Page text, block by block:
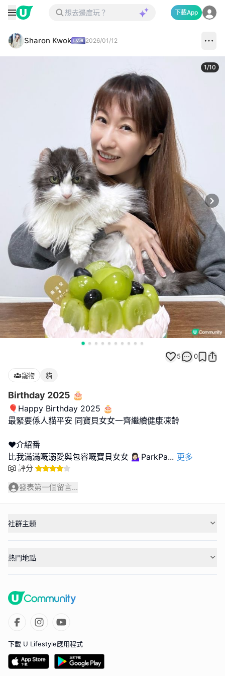
下載App
Sharon Kwok 2026/01/12
1/10
5 0
寵物 貓
Birthday 2025 🎂
🎈Happy Birthday 2025 🎂
最緊要係人貓平安 同寶貝女女一齊繼續健康凍齡
♥️介紹番
比我滿滿嘅溺愛與包容嘅寶貝女女 💁🏻‍♀️ParkPa... 更多
評分
發表第一個留言...
社群主題
熱門地點
下載 U Lifestyle應用程式